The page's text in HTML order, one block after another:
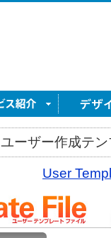
ユーザー作成テ
User